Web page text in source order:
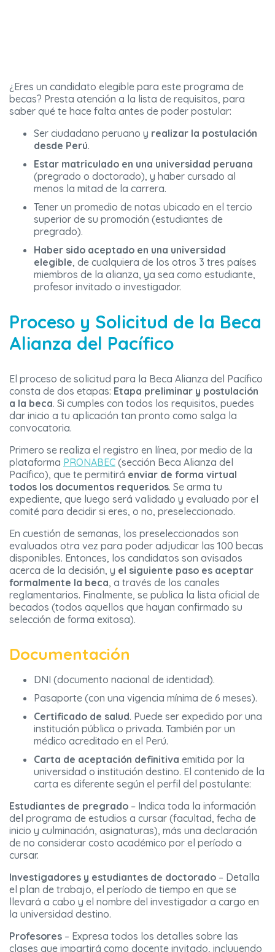
¿Eres un candidato elegible para este programa de
becas? Presta atención a la lista de requisitos, para
saber qué te hace falta antes de poder postular:
Ser ciudadano peruano y realizar la postulación
desde Perú.
Estar matriculado en una universidad peruana
(pregrado o doctorado), y haber cursado al
menos la mitad de la carrera.
Tener un promedio de notas ubicado en el tercio
superior de su promoción (estudiantes de
pregrado).
Haber sido aceptado en una universidad
elegible, de cualquiera de los otros 3 tres países
miembros de la alianza, ya sea como estudiante,
profesor invitado o investigador.
Proceso y Solicitud de la Beca
Alianza del Pacífico
El proceso de solicitud para la Beca Alianza del Pacífico
consta de dos etapas: Etapa preliminar y postulación
a la beca. Si cumples con todos los requisitos, puedes
dar inicio a tu aplicación tan pronto como salga la
convocatoria.
Primero se realiza el registro en línea, por medio de la
plataforma PRONABEC (sección Beca Alianza del
Pacífico), que te permitirá enviar de forma virtual
todos los documentos requeridos. Se arma tu
expediente, que luego será validado y evaluado por el
comité para decidir si eres, o no, preseleccionado.
En cuestión de semanas, los preseleccionados son
evaluados otra vez para poder adjudicar las 100 becas
disponibles. Entonces, los candidatos son avisados
acerca de la decisión, y el siguiente paso es aceptar
formalmente la beca, a través de los canales
reglamentarios. Finalmente, se publica la lista oficial de
becados (todos aquellos que hayan confirmado su
selección de forma exitosa).
Documentación
DNI (documento nacional de identidad).
Pasaporte (con una vigencia mínima de 6 meses).
Certificado de salud. Puede ser expedido por una
institución pública o privada. También por un
médico acreditado en el Perú.
Carta de aceptación definitiva emitida por la
universidad o institución destino. El contenido de la
carta es diferente según el perfil del postulante:
Estudiantes de pregrado – Indica toda la información
del programa de estudios a cursar (facultad, fecha de
inicio y culminación, asignaturas), más una declaración
de no considerar costo académico por el período a
cursar.
Investigadores y estudiantes de doctorado – Detalla
el plan de trabajo, el período de tiempo en que se
llevará a cabo y el nombre del investigador a cargo en
la universidad destino.
Profesores – Expresa todos los detalles sobre las
clases que impartirá como docente invitado, incluyendo